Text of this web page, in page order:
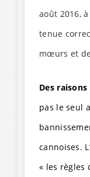
août 2016,
tenue
mœurs et
Des raisons
pas le seul
cannoises.
« les règles